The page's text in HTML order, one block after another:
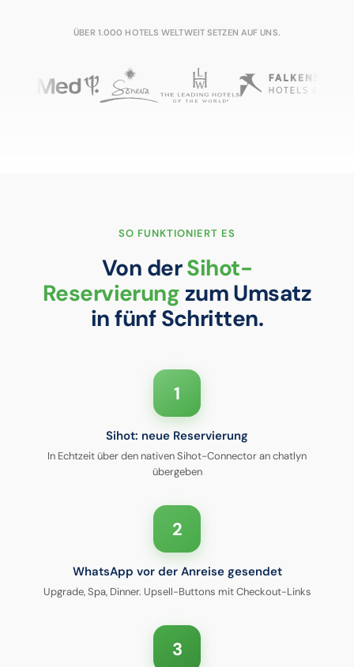
ÜBER 1.000 HOTELS WELTWEIT SETZEN AUF UNS.
SO FUNKTIONIERT ES
Von derSihot-
Reservierung zum Umsatz
in fünf Schritten.
1
Sihot: neue Reservierung
In Echtzeit über den nativen Sihot-Connector an chatlyn
übergeben
2
WhatsApp vor der Anreise gesendet
Upgrade, Spa, Dinner. Upsell-Buttons mit Checkout-Links
3